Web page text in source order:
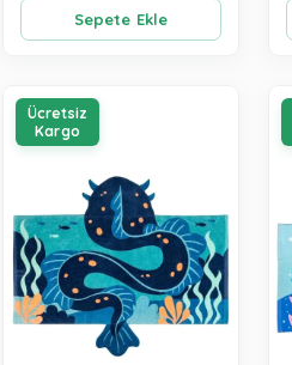
Sepete Ekle
Ücretsiz
Kargo